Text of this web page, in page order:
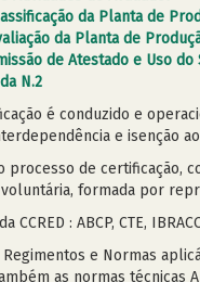
da Planta de
da Planta de
de Atestado e Uso do
N.2
é conduzido e
e isenção
processo de certificação,
formada por
: ABCP, CTE,
e Normas
as normas técnicas